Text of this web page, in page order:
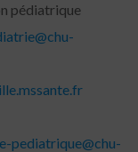
pédiatrique
pediatrique@chu-